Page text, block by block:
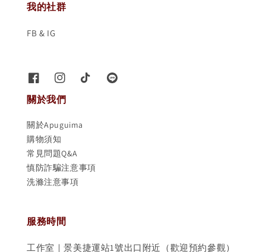
我的社群
FB & IG
關於我們
關於Apuguima
購物須知
常見問題Q&A
慎防詐騙注意事項
洗滌注意事項
服務時間
工作室｜景美捷運站1號出口附近（歡迎預約參觀）